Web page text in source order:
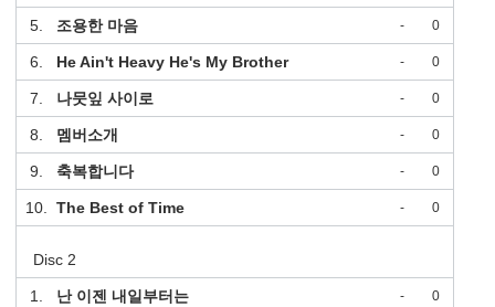
5. 조용한 마음 - 0
6. He Ain't Heavy He's My Brother - 0
7. 나뭇잎 사이로 - 0
8. 멤버소개 - 0
9. 축복합니다 - 0
10. The Best of Time - 0
Disc 2
1. 난 이젠 내일부터는 - 0